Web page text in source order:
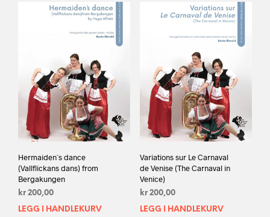
Hermaiden`s dance
(Vallﬂickans dans) from
Bergakungen
kr 200,00
LEGG I HANDLEKURV
Variations sur Le Carnaval
de Venise (The Carnaval in
Venice)
kr200,00
LEGG I HANDLEKURV